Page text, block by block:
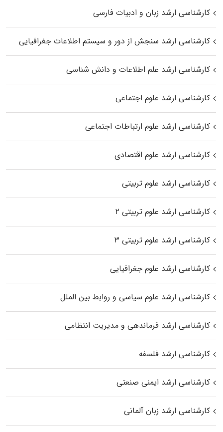
کارشناسی ارشد زبان و ادبیات فارسی
کارشناسی ارشد سنجش از دور و سیستم اطلاعات جغرافیایی
کارشناسی ارشد علم اطلاعات و دانش شناسی
کارشناسی ارشد علوم اجتماعی
کارشناسی ارشد علوم ارتباطات اجتماعی
کارشناسی ارشد علوم اقتصادی
کارشناسی ارشد علوم تربیتی
کارشناسی ارشد علوم تربیتی ۲
کارشناسی ارشد علوم تربیتی ۳
کارشناسی ارشد علوم جغرافیایی
کارشناسی ارشد علوم سیاسی و روابط بین الملل
کارشناسی ارشد فرماندهی و مدیریت انتظامی
کارشناسی ارشد فلسفه
کارشناسی ارشد ایمنی صنعتی
کارشناسی ارشد زبان آلمانی